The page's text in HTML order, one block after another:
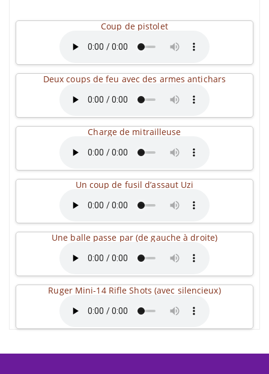
Coup de pistolet
Deux coups de feu avec des armes antichars
Charge de mitrailleuse
Un coup de fusil d’assaut Uzi
Une balle passe par (de gauche à droite)
Ruger Mini-14 Rifle Shots (avec silencieux)